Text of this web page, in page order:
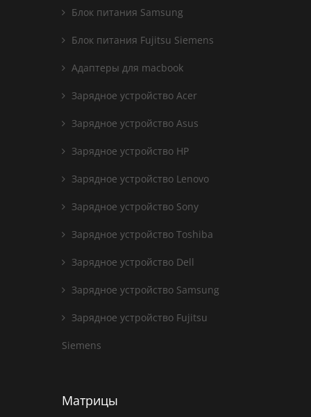
Блок питания Samsung
Блок питания Fujitsu Siemens
Адаптеры для macbook
Зарядное устройство Acer
Зарядное устройство Asus
Зарядное устройство HP
Зарядное устройство Lenovo
Зарядное устройство Sony
Зарядное устройство Toshiba
Зарядное устройство Dell
Зарядное устройство Samsung
Зарядное устройство Fujitsu
Siemens
Матрицы